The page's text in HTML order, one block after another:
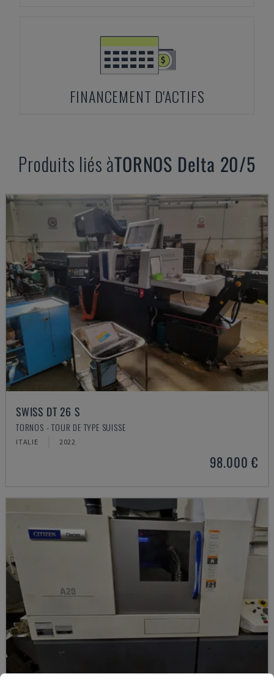
FINANCEMENT D'ACTIFS
Produits liés àTORNOS Delta 20/5
SWISS DT 26 S
TORNOS - TOUR DE TYPE SUISSE
ITALIE 2022
98.000 €